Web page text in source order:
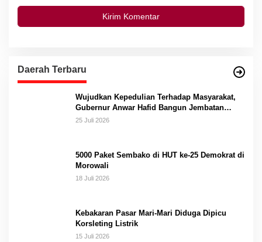
Daerah Terbaru
Wujudkan Kepedulian Terhadap Masyarakat,
Gubernur Anwar Hafid Bangun Jembatan
Gantung Masungkang dengan Dana Pribadi
25 Juli 2026
5000 Paket Sembako di HUT ke-25 Demokrat di
Morowali
18 Juli 2026
Kebakaran Pasar Mari-Mari Diduga Dipicu
Korsleting Listrik
15 Juli 2026